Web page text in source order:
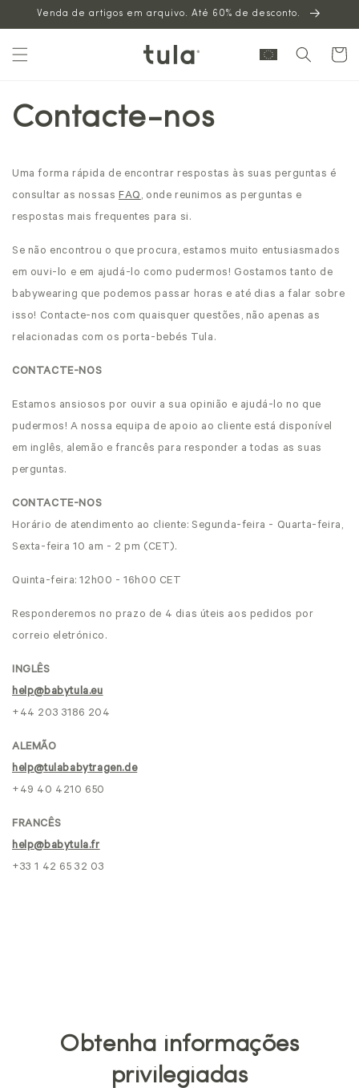
para o
Venda de artigos em arquivo. Até 60% de desconto.
Carrinho
Contacte-nos
Uma forma rápida de encontrar respostas às suas perguntas é
consultar as nossas FAQ, onde reunimos as perguntas e
respostas mais frequentes para si.
Se não encontrou o que procura, estamos muito entusiasmados
em ouvi-lo e em ajudá-lo como pudermos! Gostamos tanto de
babywearing que podemos passar horas e até dias a falar sobre
isso! Contacte-nos com quaisquer questões, não apenas as
relacionadas com os porta-bebés Tula.
CONTACTE-NOS
Estamos ansiosos por ouvir a sua opinião e ajudá-lo no que
pudermos! A nossa equipa de apoio ao cliente está disponível
em inglês, alemão e francês para responder a todas as suas
perguntas.
CONTACTE-NOS
Horário de atendimento ao cliente: Segunda-feira - Quarta-feira,
Sexta-feira 10 am - 2 pm (CET).
Quinta-feira: 12h00 - 16h00 CET
Responderemos no prazo de 4 dias úteis aos pedidos por
correio eletrónico.
INGLÊS
help@babytula.eu
+44 203 3186 204
ALEMÃO
help@tulababytragen.de
+49 40 4210 650
FRANCÊS
help@babytula.fr
+33 1 42 65 32 03
Obtenha informações
privilegiadas